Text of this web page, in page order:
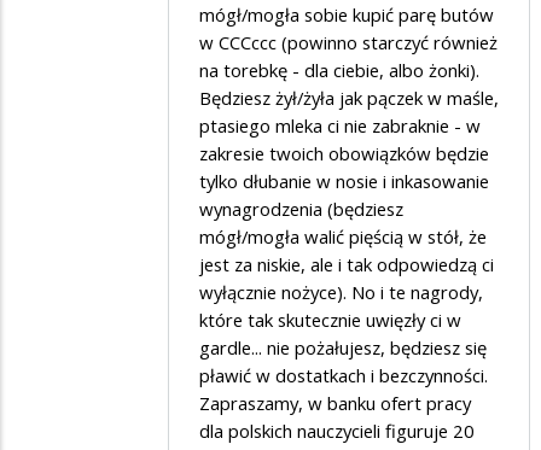
mógł/mogła sobie kupić parę butów
w CCCccc (powinno starczyć również
na torebkę - dla ciebie, albo żonki).
Będziesz żył/żyła jak pączek w maśle,
ptasiego mleka ci nie zabraknie - w
zakresie twoich obowiązków będzie
tylko dłubanie w nosie i inkasowanie
wynagrodzenia (będziesz
mógł/mogła walić pięścią w stół, że
jest za niskie, ale i tak odpowiedzą ci
wyłącznie nożyce). No i te nagrody,
które tak skutecznie uwięzły ci w
gardle... nie pożałujesz, będziesz się
pławić w dostatkach i bezczynności.
Zapraszamy, w banku ofert pracy
dla polskich nauczycieli figuruje 20